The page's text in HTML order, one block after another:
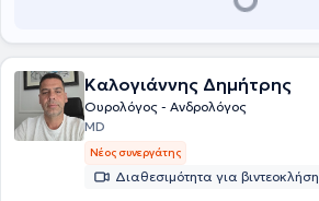
Καλογιάννης Δημήτρης
Ουρολόγος - Ανδρολόγος
MD
Νέος συνεργάτης
Διαθεσιμότητα για βιντεοκλήση